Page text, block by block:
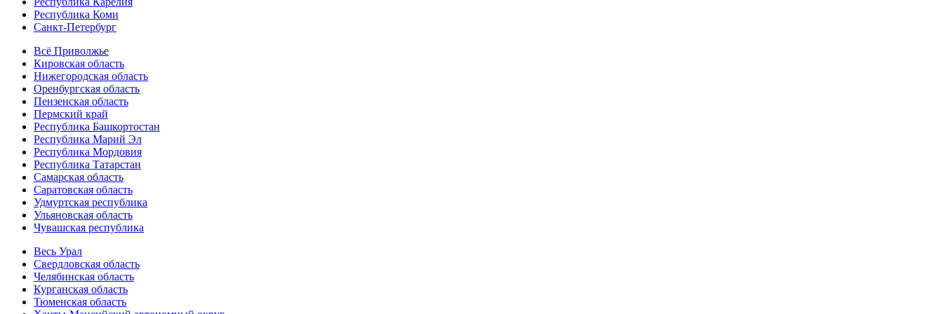
Республика Коми
Санкт-Петербург
Всё Приволжье
Кировская область
Нижегородская область
Оренбургская область
Пензенская область
Пермский край
Республика Башкортостан
Республика Марий Эл
Республика Мордовия
Республика Татарстан
Самарская область
Саратовская область
Удмуртская республика
Ульяновская область
Чувашская республика
Весь Урал
Свердловская область
Челябинская область
Курганская область
Тюменская область